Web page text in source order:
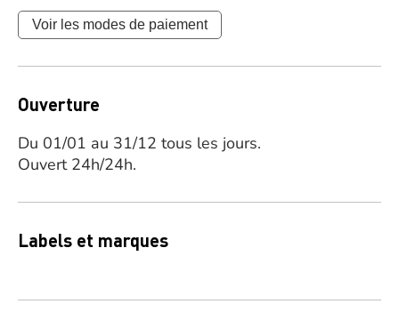
Voir les modes de paiement
Ouverture
Du 01/01 au 31/12 tous les jours.
Ouvert 24h/24h.
Labels et marques